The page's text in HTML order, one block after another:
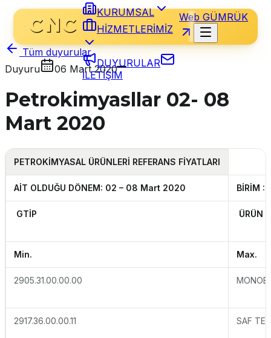
KURUMSAL
HİZMETLERİMİZ
DUYURULAR
İLETİŞİM
Web GÜMRÜK
Tüm duyurular
Duyuru
06 Mart 2020
Petrokimyasllar 02- 08
Mart 2020
PETROKİMYASAL ÜRÜNLERİ REFERANS FİYATLARI
AİT OLDUĞU DÖNEM: 02 – 08 Mart 2020 BİRİM :
GTİP ÜRÜN
Min. Max.
2905.31.00.00.00
2917.36.00.00.11 SAF